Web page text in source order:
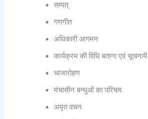
सम्पत्
गणगीत
अधिकारी आगमन
कार्यक्रम की विधि बताना एवं सूचनायें
ध्वजारोहण
मंचासीन बन्धुओं का परिचय
अमृत वचन